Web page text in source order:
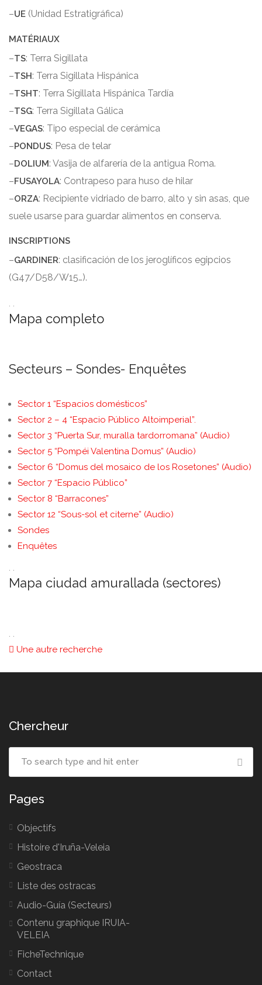
–UE (Unidad Estratigráfica)
MATÉRIAUX
–TS: Terra Sigillata
–TSH: Terra Sigillata Hispánica
–TSHT: Terra Sigillata Hispánica Tardía
–TSG: Terra Sigillata Gálica
–VEGAS: Tipo especial de cerámica
–PONDUS: Pesa de telar
–DOLIUM: Vasija de alfarería de la antigua Roma.
–FUSAYOLA: Contrapeso para huso de hilar
–ORZA: Recipiente vidriado de barro, alto y sin asas, que
suele usarse para guardar alimentos en conserva.
INSCRIPTIONS
–GARDINER: clasificación de los jeroglíficos egipcios
(G47/D58/W15…).
. .
Mapa completo
Secteurs – Sondes- Enquêtes
Sector 1 “Espacios domésticos”
Sector 2 – 4 “Espacio Público Altoimperial”.
Sector 3 “Puerta Sur, muralla tardorromana” (Audio)
Sector 5 “Pompéi Valentina Domus” (Audio)
Sector 6 “Domus del mosaico de los Rosetones” (Audio)
Sector 7 “Espacio Público”
Sector 8 “Barracones”
Sector 12 “Sous-sol et citerne” (Audio)
Sondes
Enquêtes
. .
Mapa ciudad amurallada (sectores)
. .
Une autre recherche
Chercheur
Pages
Objectifs
Histoire d'Iruña-Veleia
Geostraca
Liste des ostracas
Audio-Guía (Secteurs)
Contenu graphique IRUIA-
VELEIA
FicheTechnique
Contact